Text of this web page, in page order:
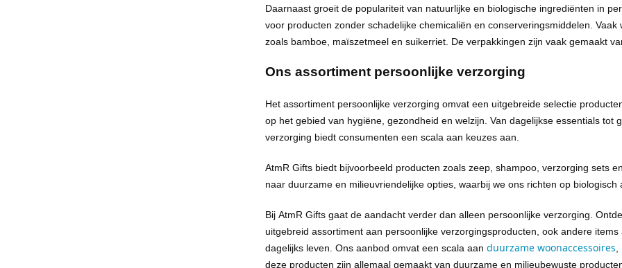
Daarnaast groeit de populariteit van natuurlijke en biologische ingrediënten in
voor producten zonder schadelijke chemicaliën en conserveringsmiddelen. Vaak
zoals bamboe, maïszetmeel en suikerriet. De verpakkingen zijn vaak gemaakt
Ons assortiment persoonlijke verzorging
Het assortiment persoonlijke verzorging omvat een uitgebreide selectie
op het gebied van hygiëne, gezondheid en welzijn. Van dagelijkse essentialstot
verzorging biedt consumenten een scala aan keuzes aan.
AtmRGifts biedt bijvoorbeeld producten zoals zeep, shampoo, verzorging sets
naar duurzame en milieuvriendelijke opties, waarbij we ons richten op
Bij AtmRGiftsgaat de aandacht verder dan alleen persoonlijke verzorging.
uitgebreid assortiment aan persoonlijke verzorgingsproducten, ook andere
dagelijks leven. Ons aanbod omvat een scala aan duurzame woonaccessoires,
deze producten zijn allemaal gemaakt van duurzame en milieubewuste